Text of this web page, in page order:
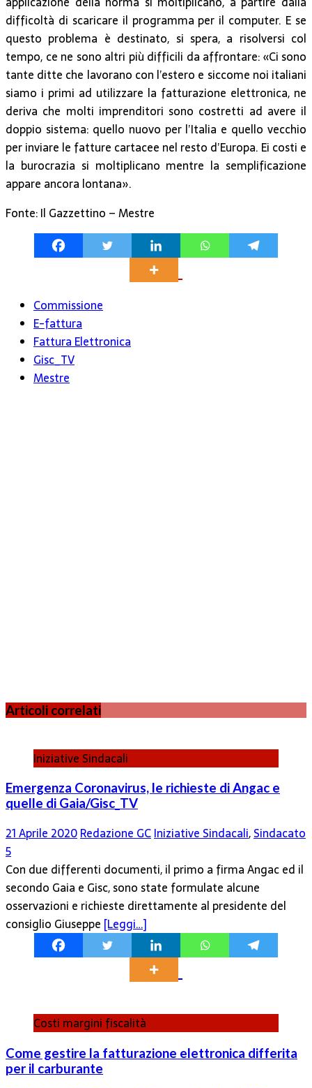
difficoltà di scaricare il programma per il computer. E se
questo problema è destinato, si spera, a risolversi col
tempo, ce ne sono altri più difficili da affrontare: «Ci sono
tante ditte che lavorano con l’estero e siccome noi italiani
siamo i primi ad utilizzare la fatturazione elettronica, ne
deriva che molti imprenditori sono costretti ad avere il
doppio sistema: quello nuovo per l’Italia e quello vecchio
per inviare le fatture cartacee nel resto d’Europa. Ei costi e
la burocrazia si moltiplicano mentre la semplificazione
appare ancora lontana».
Fonte: Il Gazzettino – Mestre
Commissione
E-fattura
Fattura Elettronica
Gisc_TV
Mestre
Articoli correlati
Iniziative Sindacali
Emergenza Coronavirus, le richieste di Angac e
quelle di Gaia/Gisc_TV
21 Aprile 2020Redazione GCIniziative Sindacali,Sindacato
5
Con due differenti documenti, il primo a firma Angac ed il
secondo Gaia e Gisc, sono state formulate alcune
osservazioni e richieste direttamente al presidente del
consiglio Giuseppe [Leggi…]
Costi margini fiscalità
Come gestire la fatturazione elettronica differita
per il carburante